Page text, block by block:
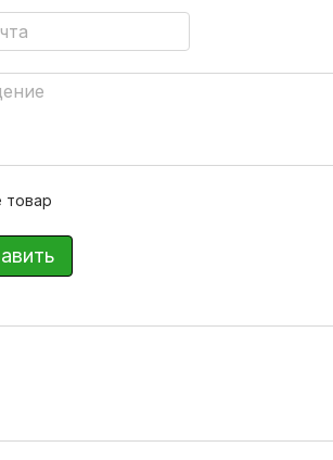
товар